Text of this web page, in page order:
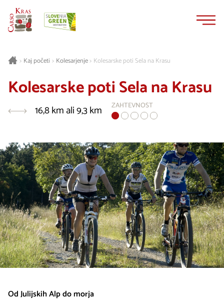
> Kaj početi > Kolesarjenje> Kolesarske poti Sela na Krasu
Kolesarske poti Sela na Krasu
16,8 km ali 9,3 km ZAHTEVNOST
Od Julijskih Alp do morja